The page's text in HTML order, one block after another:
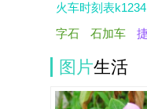
火车时刻表k1234
字石
石加车
图片生活